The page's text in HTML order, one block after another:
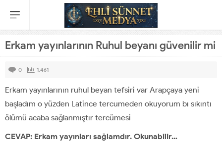
Erkam yayınlarının Ruhul beyanı güvenilir mi
0 1.461
Erkam yayınlarının ruhul beyan tefsiri var Arapçaya yeni
başladım o yüzden Latince tercumeden okuyorum bı sıkıntı
ölümü acaba sağlanmıştır tercümesi
CEVAP: Erkam yayınları sağlamdır. Okunabilir…